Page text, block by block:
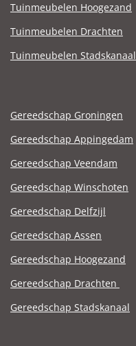
Tuinmeubelen Hoogezand
Tuinmeubelen Drachten
Tuinmeubelen Stadskanaal
Gereedschap Groningen
Gereedschap Appingedam
Gereedschap Veendam
Gereedschap Winschoten
Gereedschap Delfzijl
Gereedschap Assen
Gereedschap Hoogezand
Gereedschap Drachten
Gereedschap Stadskanaal